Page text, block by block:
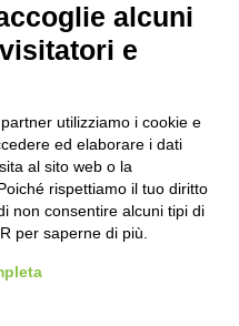
stagione turistica
Neve al Rifugio Ciao
Loris Amantea è il
Officer
il secondo weekend di
cuore dell’estate
alcuni
e
utilizziamo i cookie e
ed elaborare i dati
al sito web o la
rispettiamo il tuo diritto
non consentire alcuni tipi di
per saperne di più.